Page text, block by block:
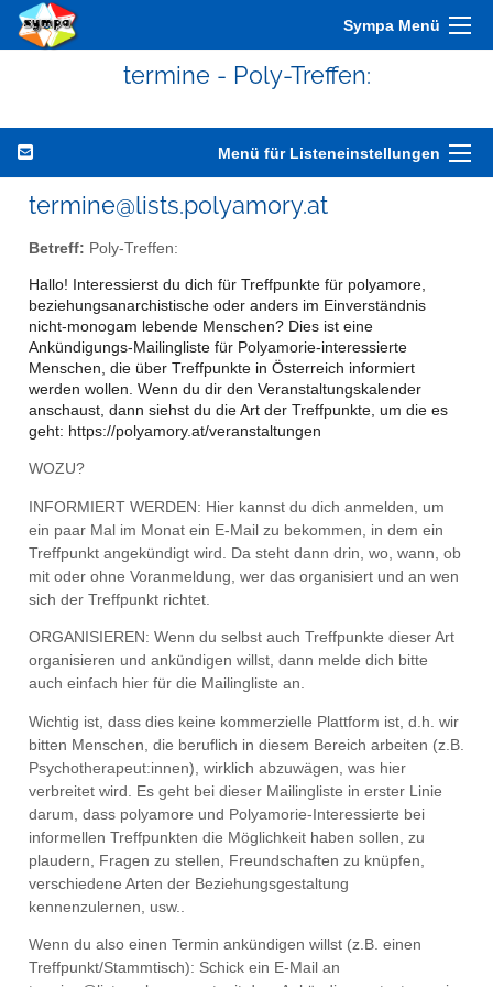
Sympa Menü
termine - Poly-Treffen:
Menü für Listeneinstellungen
termine@lists.polyamory.at
Betreff: Poly-Treffen:
Hallo! Interessierst du dich für Treffpunkte für polyamore,
beziehungsanarchistische oder anders im Einverständnis
nicht-monogam lebende Menschen? Dies ist eine
Ankündigungs-Mailingliste für Polyamorie-interessierte
Menschen, die über Treffpunkte in Österreich informiert
werden wollen. Wenn du dir den Veranstaltungskalender
anschaust, dann siehst du die Art der Treffpunkte, um die es
geht: https://polyamory.at/veranstaltungen
WOZU?
INFORMIERT WERDEN: Hier kannst du dich anmelden, um
ein paar Mal im Monat ein E-Mail zu bekommen, in dem ein
Treffpunkt angekündigt wird. Da steht dann drin, wo, wann, ob
mit oder ohne Voranmeldung, wer das organisiert und an wen
sich der Treffpunkt richtet.
ORGANISIEREN: Wenn du selbst auch Treffpunkte dieser Art
organisieren und ankündigen willst, dann melde dich bitte
auch einfach hier für die Mailingliste an.
Wichtig ist, dass dies keine kommerzielle Plattform ist, d.h. wir
bitten Menschen, die beruflich in diesem Bereich arbeiten (z.B.
Psychotherapeut:innen), wirklich abzuwägen, was hier
verbreitet wird. Es geht bei dieser Mailingliste in erster Linie
darum, dass polyamore und Polyamorie-Interessierte bei
informellen Treffpunkten die Möglichkeit haben sollen, zu
plaudern, Fragen zu stellen, Freundschaften zu knüpfen,
verschiedene Arten der Beziehungsgestaltung
kennenzulernen, usw..
Wenn du also einen Termin ankündigen willst (z.B. einen
Treffpunkt/Stammtisch): Schick ein E-Mail an